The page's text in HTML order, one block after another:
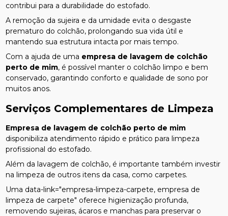
contribui para a durabilidade do estofado.
A remoção da sujeira e da umidade evita o desgaste
prematuro do colchão, prolongando sua vida útil e
mantendo sua estrutura intacta por mais tempo.
Com a ajuda de uma empresa de lavagem de colchão
perto de mim, é possível manter o colchão limpo e bem
conservado, garantindo conforto e qualidade de sono por
muitos anos.
Serviços Complementares de Limpeza
Empresa de lavagem de colchão perto de mim
disponibiliza atendimento rápido e prático para limpeza
profissional do estofado.
Além da lavagem de colchão, é importante também investir
na limpeza de outros itens da casa, como carpetes.
Uma data-link="empresa-limpeza-carpete, empresa de
limpeza de carpete" oferece higienização profunda,
removendo sujeiras, ácaros e manchas para preservar o